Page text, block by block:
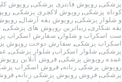
پزشکی, روپوش فانتزی پزشکی, روپوش
کوتاه پزشکی, روپوش لاکچری پزشکی,
و شلوار پزشکی, روپوش یقه آرشال,
یقه شکاری, زیباترین روپوش های پزشکی,
ست اسکراب و شلوار , سفارش اسکراب
اسکراب پزشکی, سفارش دوخت روپوش
پزشکی, شلوار اسکراب, شلوار پزشکی,
عمده روپوش پزشکی, فروش آنلاین
روپوش پزشکی زنانه, فروش اسکراب
پزشکی, فروش روپوش پزشکی زنانه,